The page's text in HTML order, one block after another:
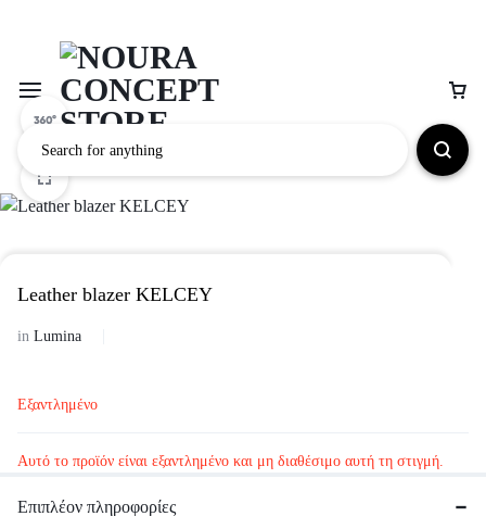
Leather blazer KELCEY
in Lumina
Εξαντλημένο
Αυτό το προϊόν είναι εξαντλημένο και μη διαθέσιμο αυτή τη στιγμή.
Επιπλέον πληροφορίες